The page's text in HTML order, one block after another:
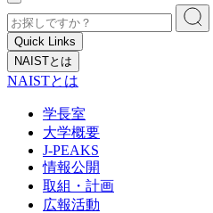
Quick Links
NAISTとは
NAISTとは
学長室
大学概要
J-PEAKS
情報公開
取組・計画
広報活動